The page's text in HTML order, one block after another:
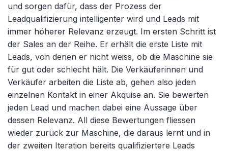
und sorgen dafür, dass der Prozess der
Leadqualifizierung intelligenter wird und Leads mit
immer höherer Relevanz erzeugt. Im ersten Schritt ist
der Sales an der Reihe. Er erhält die erste Liste mit
Leads, von denen er nicht weiss, ob die Maschine sie
für gut oder schlecht hält. Die Verkäuferinnen und
Verkäufer arbeiten die Liste ab, gehen also jeden
einzelnen Kontakt in einer Akquise an. Sie bewerten
jeden Lead und machen dabei eine Aussage über
dessen Relevanz. All diese Bewertungen fliessen
wieder zurück zur Maschine, die daraus lernt und in
der zweiten Iteration bereits qualifiziertere Leads